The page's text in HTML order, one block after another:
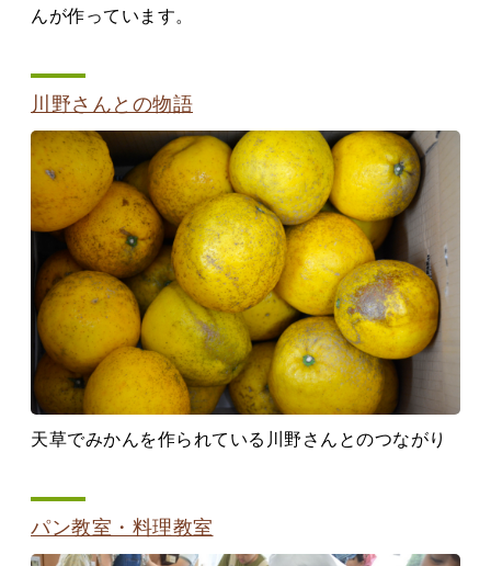
んが作っています。
川野さんとの物語
天草でみかんを作られている川野さんとのつながり
パン教室・料理教室